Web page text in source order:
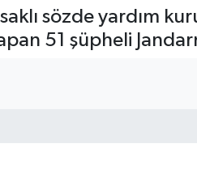
sözde yardım
51 şüpheli